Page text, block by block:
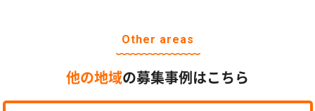
Other areas
他の地域の募集事例はこちら